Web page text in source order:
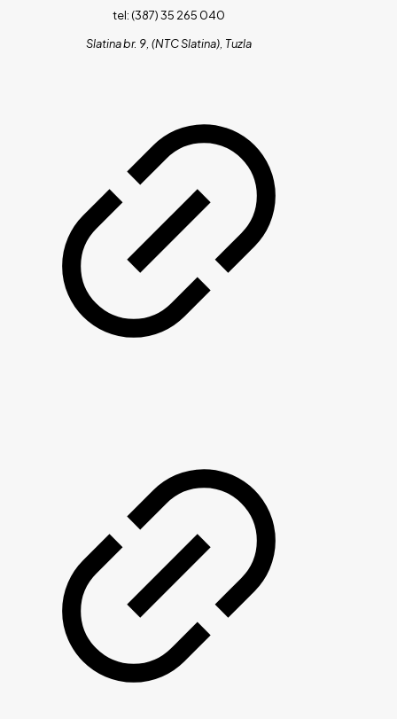
tel: (387) 35 265 040
Slatina br. 9, (NTC Slatina), Tuzla